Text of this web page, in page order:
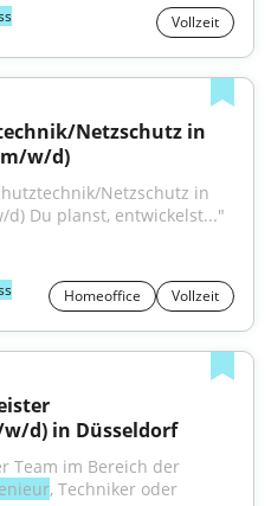
Vollzeit
Netzschutz in
w/d)
Netzschutz in
d) Du planst, entwickelst..."
Homeoffice Vollzeit
d) in Düsseldorf
Team im Bereich der
, Techniker oder